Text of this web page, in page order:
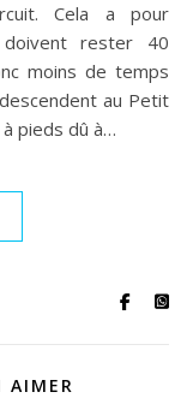
Cela a pour
doivent rester 40
moins de temps
au Petit
pieds dû à…
AIMER